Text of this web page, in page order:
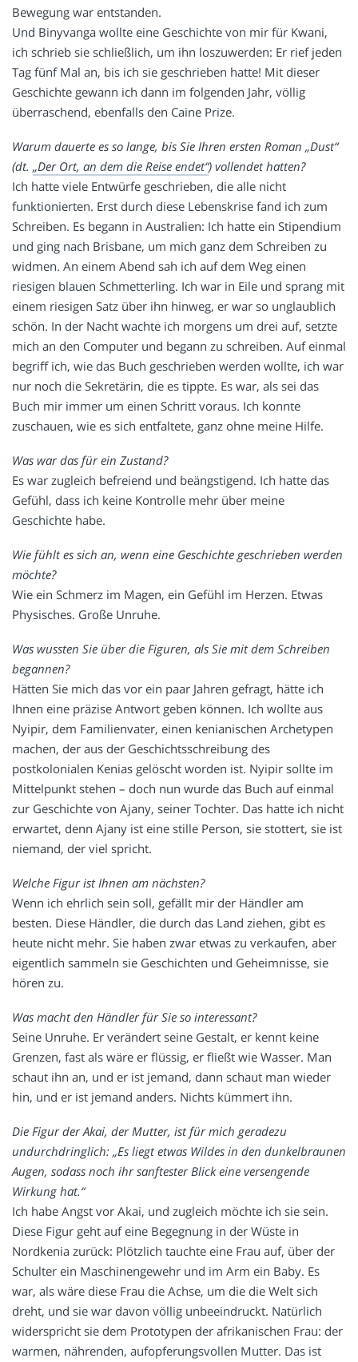
Bewegung war entstanden.
Und Binyvanga wollte eine Geschichte von mir für Kwani,
ich schrieb sie schließlich, um ihn loszuwerden: Er rief jeden
Tag fünf Mal an, bis ich sie geschrieben hatte! Mit dieser
Geschichte gewann ich dann im folgenden Jahr, völlig
überraschend, ebenfalls den Caine Prize.
Warum dauerte es so lange, bis Sie Ihren ersten Roman „Dust“
(dt. „Der Ort, an dem die Reise endet“) vollendet hatten?
Ich hatte viele Entwürfe geschrieben, die alle nicht
funktionierten. Erst durch diese Lebenskrise fand ich zum
Schreiben. Es begann in Australien: Ich hatte ein Stipendium
und ging nach Brisbane, um mich ganz dem Schreiben zu
widmen. An einem Abend sah ich auf dem Weg einen
riesigen blauen Schmetterling. Ich war in Eile und sprang mit
einem riesigen Satz über ihn hinweg, er war so unglaublich
schön. In der Nacht wachte ich morgens um drei auf, setzte
mich an den Computer und begann zu schreiben. Auf einmal
begriff ich, wie das Buch geschrieben werden wollte, ich war
nur noch die Sekretärin, die es tippte. Es war, als sei das
Buch mir immer um einen Schritt voraus. Ich konnte
zuschauen, wie es sich entfaltete, ganz ohne meine Hilfe.
Was war das für ein Zustand?
Es war zugleich befreiend und beängstigend. Ich hatte das
Gefühl, dass ich keine Kontrolle mehr über meine
Geschichte habe.
Wie fühlt es sich an, wenn eine Geschichte geschrieben werden
möchte?
Wie ein Schmerz im Magen, ein Gefühl im Herzen. Etwas
Physisches. Große Unruhe.
Was wussten Sie über die Figuren, als Sie mit dem Schreiben
begannen?
Hätten Sie mich das vor ein paar Jahren gefragt, hätte ich
Ihnen eine präzise Antwort geben können. Ich wollte aus
Nyipir, dem Familienvater, einen kenianischen Archetypen
machen, der aus der Geschichtsschreibung des
postkolonialen Kenias gelöscht worden ist. Nyipir sollte im
Mittelpunkt stehen – doch nun wurde das Buch auf einmal
zur Geschichte von Ajany, seiner Tochter. Das hatte ich nicht
erwartet, denn Ajany ist eine stille Person, sie stottert, sie ist
niemand, der viel spricht.
Welche Figur ist Ihnen am nächsten?
Wenn ich ehrlich sein soll, gefällt mir der Händler am
besten. Diese Händler, die durch das Land ziehen, gibt es
heute nicht mehr. Sie haben zwar etwas zu verkaufen, aber
eigentlich sammeln sie Geschichten und Geheimnisse, sie
hören zu.
Was macht den Händler für Sie so interessant?
Seine Unruhe. Er verändert seine Gestalt, er kennt keine
Grenzen, fast als wäre er flüssig, er fließt wie Wasser. Man
schaut ihn an, und er ist jemand, dann schaut man wieder
hin, und er ist jemand anders. Nichts kümmert ihn.
Die Figur der Akai, der Mutter, ist für mich geradezu
undurchdringlich: „Es liegt etwas Wildes in den dunkelbraunen
Augen, sodass noch ihr sanftester Blick eine versengende
Wirkung hat.“
Ich habe Angst vor Akai, und zugleich möchte ich sie sein.
Diese Figur geht auf eine Begegnung in der Wüste in
Nordkenia zurück: Plötzlich tauchte eine Frau auf, über der
Schulter ein Maschinengewehr und im Arm ein Baby. Es
war, als wäre diese Frau die Achse, um die die Welt sich
dreht, und sie war davon völlig unbeeindruckt. Natürlich
widerspricht sie dem Prototypen der afrikanischen Frau: der
warmen, nährenden, aufopferungsvollen Mutter. Das ist